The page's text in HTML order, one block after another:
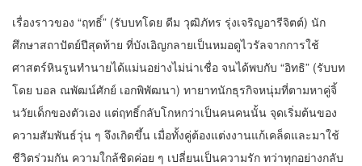
เรื่องราวของ “ฤทธิ์” (รับบทโดย ดีม วุฒิภัทร รุ่งเจริญอารีจิตต์) นัก
ศึกษาสถาปัตย์ปีสุดท้าย ที่บังเอิญกลายเป็นหมอดูไวรัลจากการใช้
ศาสตร์หินรูนทำนายได้แม่นอย่างไม่น่าเชื่อ จนได้พบกับ “อิทธิ” (รับบท
โดย บอล ณพัฒน์ศักย์ เอกพิพัฒนา) ทายาทนักธุรกิจหนุ่มที่ตามหาคู่จิ้
นวัยเด็กของตัวเอง แต่ฤทธิ์กลับโกหกว่าเป็นคนคนนั้น จุดเริ่มต้นของ
ความสัมพันธ์วุ่น ๆ จึงเกิดขึ้น เมื่อทั้งคู่ต้องแต่งงานแก้เคล็ดและมาใช้
ชีวิตร่วมกัน ความใกล้ชิดค่อย ๆ เปลี่ยนเป็นความรัก ทว่าทุกอย่างกลับ